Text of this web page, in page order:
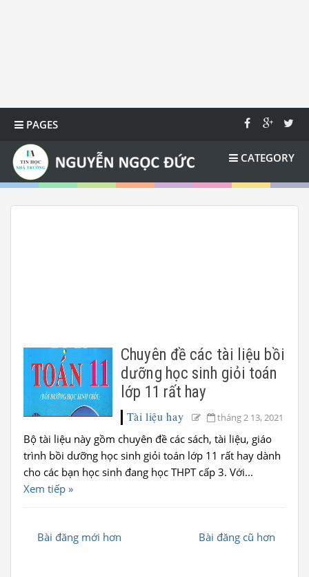
PAGES
CATEGORY
Chuyên đề các tài liệu bồi
dưỡng học sinh giỏi toán
lớp 11 rất hay
Tài liệu hay tháng 2 13, 2021
Bộ tài liệu này gồm chuyên đề các sách, tài liệu, giáo
trình bồi dưỡng học sinh giỏi toán lớp 11 rất hay dành
cho các bạn học sinh đang học THPT cấp 3. Với...
Xem tiếp »
Bài đăng mới hơn Bài đăng cũ hơn